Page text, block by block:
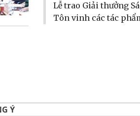
Lễ trao Giải thưởng
Tôn vinh các tác
Ý